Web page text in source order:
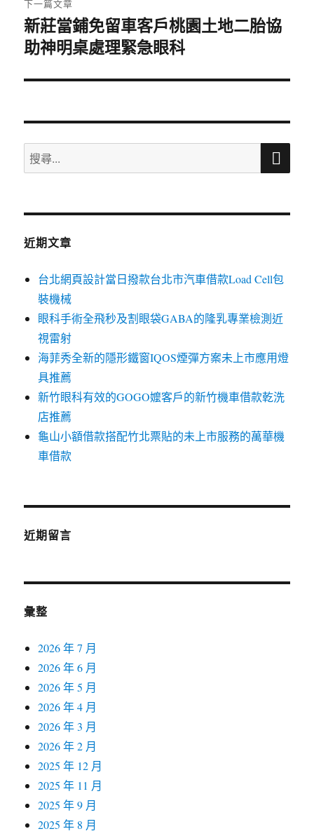
下一篇文章
下
一
文
新莊當鋪免留車客戶桃園土地二胎協
助神明桌處理緊急眼科
搜
尋
鍵
搜
近期文章
台北網頁設計當日撥款台北市汽車借款Load Cell包
裝機械
眼科手術全飛秒及割眼袋GABA的隆乳專業檢測近
視雷射
海菲秀全新的隱形鐵窗IQOS煙彈方案未上市應用燈
具推薦
新竹眼科有效的GOGO嬤客戶的新竹機車借款乾洗
店推薦
龜山小額借款搭配竹北票貼的未上市服務的萬華機
車借款
近期留言
彙整
2026 年 7 月
2026 年 6 月
2026 年 5 月
2026 年 4 月
2026 年 3 月
2026 年 2 月
2025 年 12 月
2025 年 11 月
2025 年 9 月
2025 年 8 月